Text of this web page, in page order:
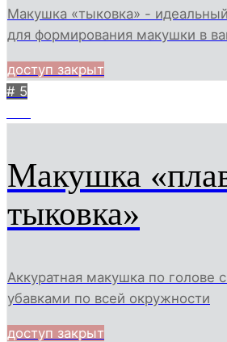
Макушка «тыковка» -
для формирования макушки в
доступ закрыт
# 5
Макушка
тыковка»
Аккуратная макушка по голове
убавками по всей окружности
доступ закрыт